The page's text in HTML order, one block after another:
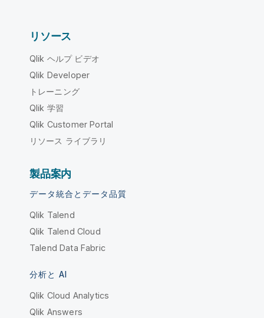
リソース
Qlik ヘルプ ビデオ
Qlik Developer
トレーニング
Qlik 学習
Qlik Customer Portal
リソース ライブラリ
製品案内
データ統合とデータ品質
Qlik Talend
Qlik Talend Cloud
Talend Data Fabric
分析と AI
Qlik Cloud Analytics
Qlik Answers